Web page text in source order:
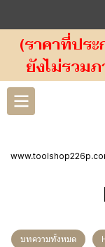
(ราคาที่ปร
ยังไม่รวม
บทความทั้งหมด